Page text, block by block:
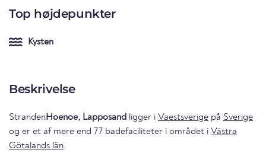
Top højdepunkter
Kysten
Beskrivelse
StrandenHoenoe, Lapposand ligger i Vaestsverige på Sverige
og er et af mere end 77 badefaciliteter i området i Västra
Götalands län.